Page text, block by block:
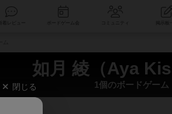
コミュニティ
如月 綾（Aya
1個のボードゲーム
閉じる